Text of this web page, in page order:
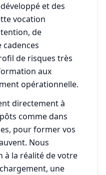
et des
vocation
de
de risques très
aux
opérationnelle.
directement à
comme dans
pour former vos
Nous
à la réalité de votre
une